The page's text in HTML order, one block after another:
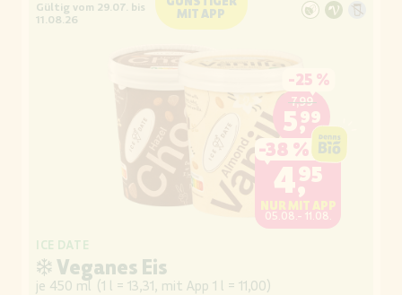
MIT APP
Gültig vom 29.07. bis
11.08.26
-25 %
7,99
5,99
-38 %
4,95
NUR MIT APP
05.08.- 11.08.
ICE DATE
❄ Veganes Eis
je 450 ml (1 l = 13,31, mit App 1 l = 11,00)